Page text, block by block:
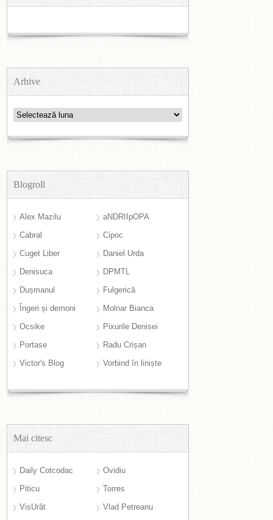
Arhive
Arhive
Blogroll
Alex Mazilu
aNDRIIpOPA
Cabral
Cipoc
Cuget Liber
Daniel Urda
Denisuca
DPMTL
Dușmanul
Fulgerică
Îngeri și demoni
Molnar Bianca
Ocsike
Pixurile Denisei
Portase
Radu Crișan
Victor's Blog
Vorbind în liniște
Mai citesc
Daily Cotcodac
Ovidiu
Piticu
Torres
VisUrât
Vlad Petreanu